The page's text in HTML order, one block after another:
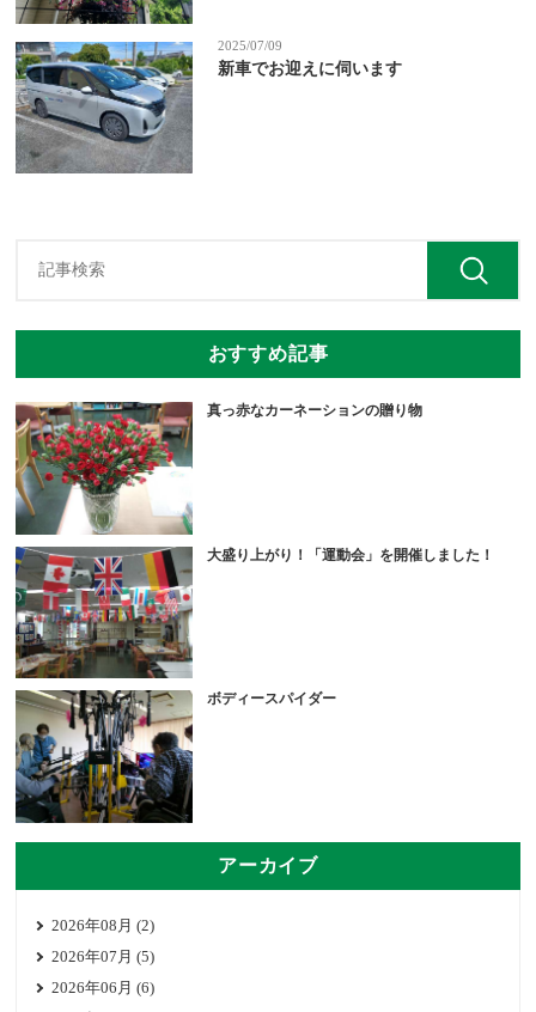
2025/07/09
新車でお迎えに伺います
おすすめ記事
真っ赤なカーネーションの贈り物
大盛り上がり！「運動会」を開催しました！
ボディースパイダー
アーカイブ
2026年08月 (2)
2026年07月 (5)
2026年06月 (6)